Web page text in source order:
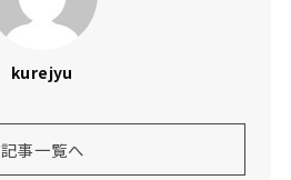
kurejyu
記事一覧へ